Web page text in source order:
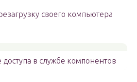
своего компьютера
в службе компонентов